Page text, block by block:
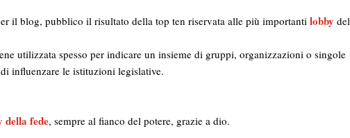
il blog, pubblico il risultato della top ten riservata alle più importanti lobby del
utilizzata spesso per indicare un insieme di gruppi, organizzazioni o singole
influenzare le istituzioni legislative.
della fede, sempre al fianco del potere, grazie a dio.